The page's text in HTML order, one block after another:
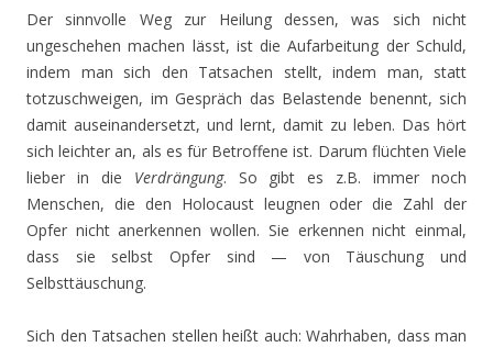
Der sinnvolle Weg zur Heilung dessen, was sich nicht
ungeschehen machen lässt, ist die Aufarbeitung der Schuld,
indem man sich den Tatsachen stellt, indem man, statt
totzuschweigen, im Gespräch das Belastende benennt, sich
damit auseinandersetzt, und lernt, damit zu leben. Das hört
sich leichter an, als es für Betroffene ist. Darum flüchten Viele
lieber in die Verdrängung. So gibt es z.B. immer noch
Menschen, die den Holocaust leugnen oder die Zahl der
Opfer nicht anerkennen wollen. Sie erkennen nicht einmal,
dass sie selbst Opfer sind — von Täuschung und
Selbsttäuschung.
Sich den Tatsachen stellen heißt auch: Wahrhaben, dass man